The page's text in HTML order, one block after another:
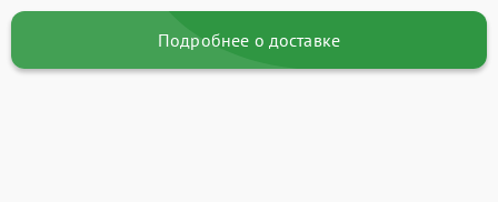
Подробнее о доставке